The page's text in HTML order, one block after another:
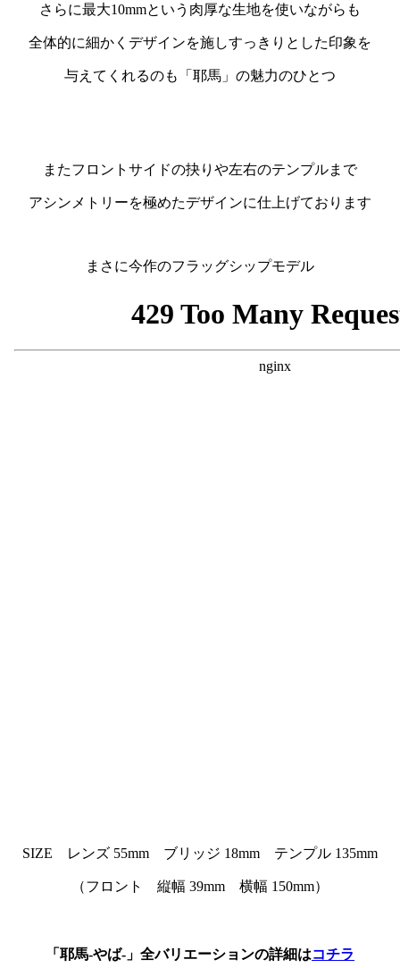
さらに最大10mmという肉厚な生地を使いながらも
全体的に細かくデザインを施しすっきりとした印象を
与えてくれるのも「耶馬」の魅力のひとつ
またフロントサイドの抉りや左右のテンプルまで
アシンメトリーを極めたデザインに仕上げております
まさに今作のフラッグシップモデル
SIZE レンズ 55mm ブリッジ 18mm テンプル 135mm
（フロント 縦幅 39mm 横幅 150mm）
「耶馬-やば-」全バリエーションの詳細はコチラ